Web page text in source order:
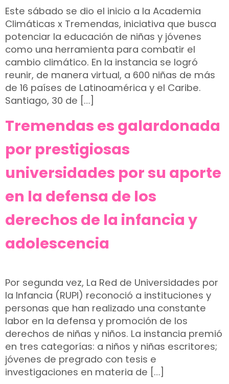
Este sábado se dio el inicio a la Academia
Climáticas x Tremendas, iniciativa que busca
potenciar la educación de niñas y jóvenes
como una herramienta para combatir el
cambio climático. En la instancia se logró
reunir, de manera virtual, a 600 niñas de más
de 16 países de Latinoamérica y el Caribe.
Santiago, 30 de […]
Tremendas es galardonada
por prestigiosas
universidades por su aporte
en la defensa de los
derechos de la infancia y
adolescencia
Por segunda vez, La Red de Universidades por
la Infancia (RUPI) reconoció a instituciones y
personas que han realizado una constante
labor en la defensa y promoción de los
derechos de niñas y niños. La instancia premió
en tres categorías: a niños y niñas escritores;
jóvenes de pregrado con tesis e
investigaciones en materia de […]